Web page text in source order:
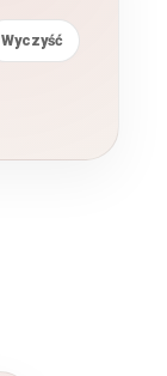
Wyczyść